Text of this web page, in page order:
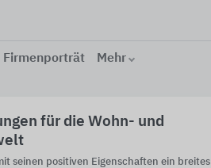
Firmenporträt Mehr
für die Wohn- und
seinen positiven Eigenschaften ein breites